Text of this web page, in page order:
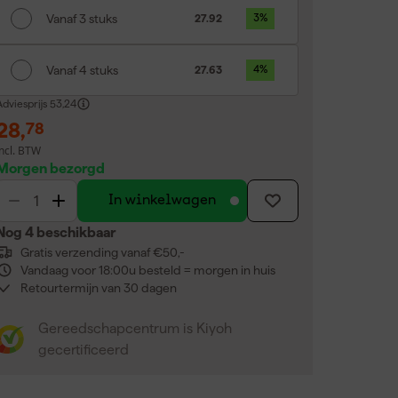
Vanaf 3 stuks 27.92 3%
Vanaf 4 stuks 27.63 4%
53,24
,78
BTW
bezorgd
In winkelwagen
4 beschikbaar
Gratis verzending vanaf €50,-
Vandaag voor 18:00u besteld = morgen in huis
Retourtermijn van 30 dagen
Gereedschapcentrum is Kiyoh
gecertificeerd